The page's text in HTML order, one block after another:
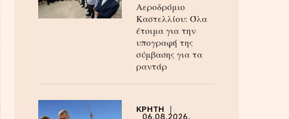
Αεροδρόμιο
Καστελλίου: Όλα
έτοιμα για την
υπογραφή της
σύμβασης για τα
ραντάρ
ΚΡΗΤΗ